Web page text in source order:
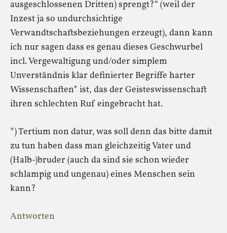
ausgeschlossenen Dritten) sprengt?“ (weil der
Inzest ja so undurchsichtige
Verwandtschaftsbeziehungen erzeugt), dann kann
ich nur sagen dass es genau dieses Geschwurbel
incl. Vergewaltigung und/oder simplem
Unverständnis klar definierter Begriffe harter
Wissenschaften* ist, das der Geisteswissenschaft
ihren schlechten Ruf eingebracht hat.
*) Tertium non datur, was soll denn das bitte damit
zu tun haben dass man gleichzeitig Vater und
(Halb-)bruder (auch da sind sie schon wieder
schlampig und ungenau) eines Menschen sein
kann?
Antworten